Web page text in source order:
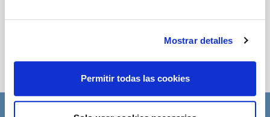
Mostrar detalles
Permitir todas las cookies